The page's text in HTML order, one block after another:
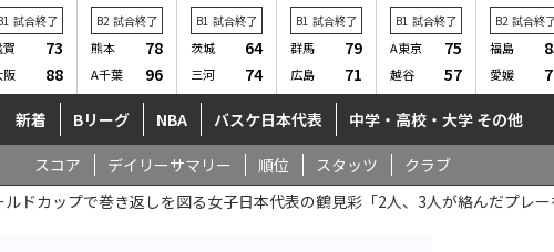
試合終了
賀 73
阪 88
B2 試合終了
熊本 78
A千葉 96
B1 試合終了
茨城 64
三河 74
B1 試合終了
群馬 79
広島 71
B1 試合終了
A東京 75
越谷 57
B2 試合終
福島
愛媛
新着 Bリーグ NBA バスケ日本代表 中学・高校・大学 その他
スコア デイリーサマリー 順位 スタッツ
クラブ
ドカップで巻き返しを図る女子日本代表の鶴見彩「2人、3人が絡んだプレ